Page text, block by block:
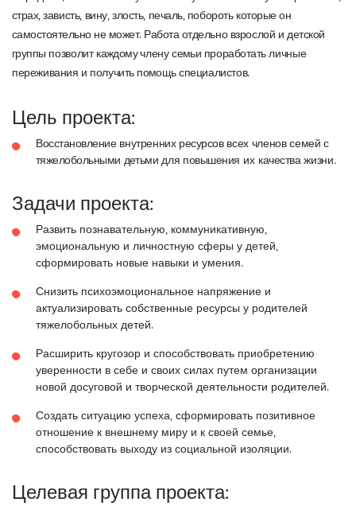
страх,зависть, вину,злость, печаль, побороть которыеон
самостоятельно не может. Работа отдельно взрослой идетской
группы позволиткаждомучленусемьи проработатьличные
переживания и получить помощьспециалистов.
Цель проекта:
Восстановление внутренних ресурсов всех членов семей с
тяжелобольными детьми для повышения их качества жизни.
Задачи проекта:
Развить познавательную, коммуникативную,
эмоциональную и личностную сферы у детей,
сформировать новые навыки и умения.
Снизить психоэмоциональное напряжение и
актуализировать собственные ресурсы у родителей
тяжелобольных детей.
Расширить кругозор и способствовать приобретению
уверенности в себе и своих силах путем организации
новой досуговой и творческой деятельности родителей.
Создать ситуацию успеха, сформировать позитивное
отношение к внешнему миру и к своей семье,
способствовать выходу из социальной изоляции.
Целевая группа проекта: